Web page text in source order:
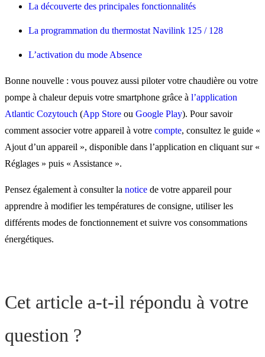
La découverte des principales fonctionnalités
La programmation du thermostat Navilink 125 / 128
L’activation du mode Absence
Bonne nouvelle : vous pouvez aussi piloter votre chaudière ou votre
pompe à chaleur depuis votre smartphone grâce à l’application
Atlantic Cozytouch (App Store ou Google Play). Pour savoir
comment associer votre appareil à votre compte, consultez le guide «
Ajout d’un appareil », disponible dans l’application en cliquant sur «
Réglages » puis « Assistance ».
Pensez également à consulter la notice de votre appareil pour
apprendre à modifier les températures de consigne, utiliser les
différents modes de fonctionnement et suivre vos consommations
énergétiques.
Cet article a-t-il répondu à votre
question ?